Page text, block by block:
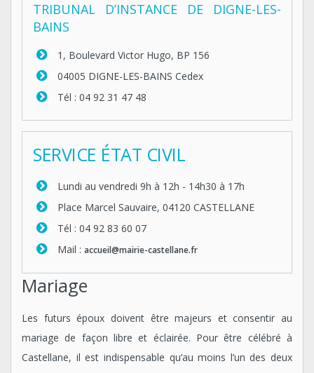
TRIBUNAL D’INSTANCE DE DIGNE-LES-
BAINS
1, Boulevard Victor Hugo, BP 156
04005 DIGNE-LES-BAINS Cedex
Tél : 04 92 31 47 48
SERVICE ÉTAT CIVIL
Lundi au vendredi 9h à 12h - 14h30 à 17h
Place Marcel Sauvaire, 04120 CASTELLANE
Tél : 04 92 83 60 07
Mail : accueil@mairie-castellane.fr
Mariage
Les futurs époux doivent être majeurs et consentir au
mariage de façon libre et éclairée. Pour être célébré à
Castellane, il est indispensable qu’au moins l’un des deux